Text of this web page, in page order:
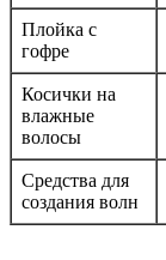
Плойка с
гофре
Косички на
влажные
волосы
Средства для
создания волн